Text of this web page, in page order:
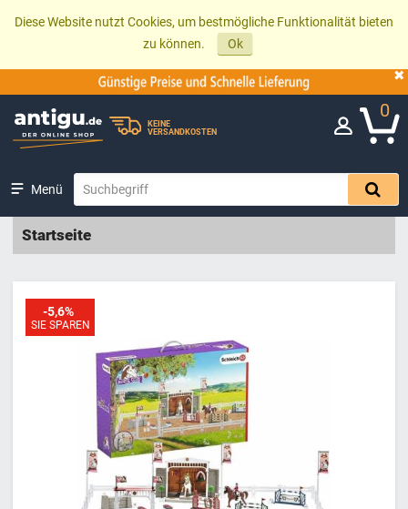
Diese Website nutzt Cookies, um bestmögliche Funktionalität bieten
zu können.
Ok
KEINE
VERSANDKOSTEN
0
Menü
Startseite
-5,6%
SIE SPAREN